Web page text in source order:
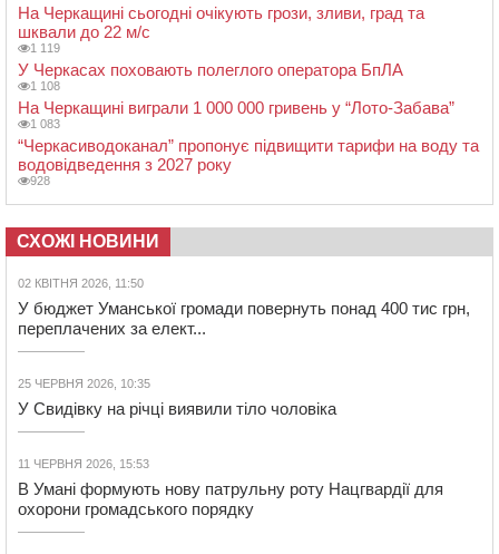
На Черкащині сьогодні очікують грози, зливи, град та
шквали до 22 м/с
1 119
У Черкасах поховають полеглого оператора БпЛА
1 108
На Черкащині виграли 1 000 000 гривень у “Лото-Забава”
1 083
“Черкасиводоканал” пропонує підвищити тарифи на воду та
водовідведення з 2027 року
928
СХОЖІ НОВИНИ
02 КВІТНЯ 2026, 11:50
У бюджет Уманської громади повернуть понад 400 тис грн,
переплачених за елект...
25 ЧЕРВНЯ 2026, 10:35
У Свидівку на річці виявили тіло чоловіка
11 ЧЕРВНЯ 2026, 15:53
В Умані формують нову патрульну роту Нацгвардії для
охорони громадського порядку